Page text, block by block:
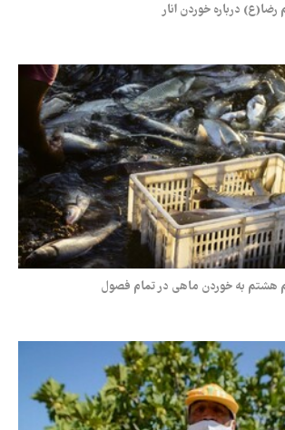
درباره خوردن انار
هشتم به خوردن ماهی در تمام فصول